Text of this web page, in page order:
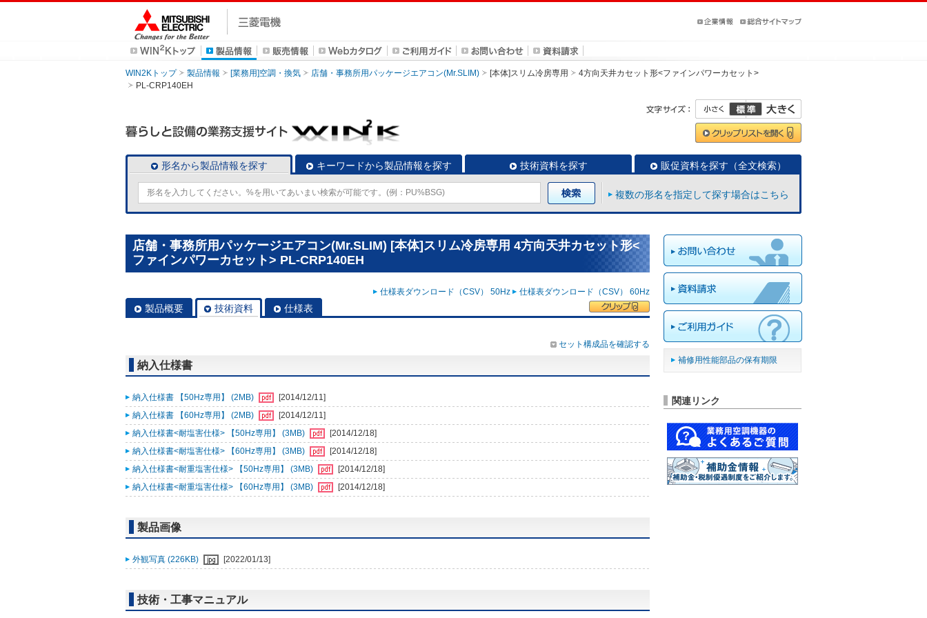
WIN2Kトップ 製品情報 [業務用]空調・換気 店舗・事務所用パッケージエアコン(Mr.SLIM) [本体]スリム冷房専用
4方向天井カセット形<ファインパワーカセット>
PL-CRP140EH
形名から製品情報を探す キーワードから製品情報を探す 技術資料を探す 販促資料を探す（全文検索）
複数の形名を指定して探す場合はこちら
店舗・事務所用パッケージエアコン(Mr.SLIM) [本体]スリム冷房専用 4方向天井カセット形<
ファインパワーカセット> PL-CRP140EH
仕様表ダウンロード（CSV） 50Hz 仕様表ダウンロード（CSV） 60Hz
製品概要 技術資料 仕様表
セット構成品を確認する
納入仕様書
納入仕様書 【50Hz専用】 (2MB)
[2014/12/11]
納入仕様書 【60Hz専用】 (2MB)
[2014/12/11]
納入仕様書<耐塩害仕様> 【50Hz専用】 (3MB)
[2014/12/18]
納入仕様書<耐塩害仕様> 【60Hz専用】 (3MB)
[2014/12/18]
納入仕様書<耐重塩害仕様> 【50Hz専用】 (3MB)
[2014/12/18]
納入仕様書<耐重塩害仕様> 【60Hz専用】 (3MB)
[2014/12/18]
製品画像
外観写真 (226KB) [2022/01/13]
技術・工事マニュアル
補修用性能部品の保有期限
関連リンク